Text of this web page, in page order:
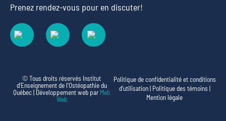
Prenez rendez-vous pour en discuter!
© Tous droits réservés Institut
d’Enseignement de l’Ostéopathie du
Québec | Développement web par Meb
Web
Politique de confidentialité et conditions
d’utilisation| Politique des témoins |
Mention légale